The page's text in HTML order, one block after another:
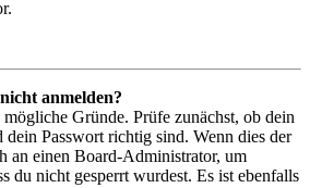
anmelden?
Gründe. Prüfe zunächst, ob dein
dein Passwort richtig sind. Wenn dies der
an einen Board-Administrator, um
du nicht gesperrt wurdest. Es ist ebenfalls